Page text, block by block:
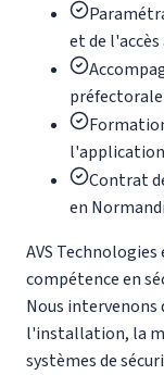
et de
Contrat
en
AVS
compétence en
Nous
l'installation, la
systèmes de